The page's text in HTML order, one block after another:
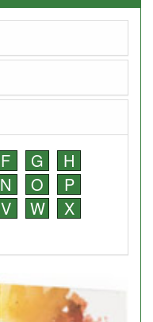
F G
H
N O
P
V W
X